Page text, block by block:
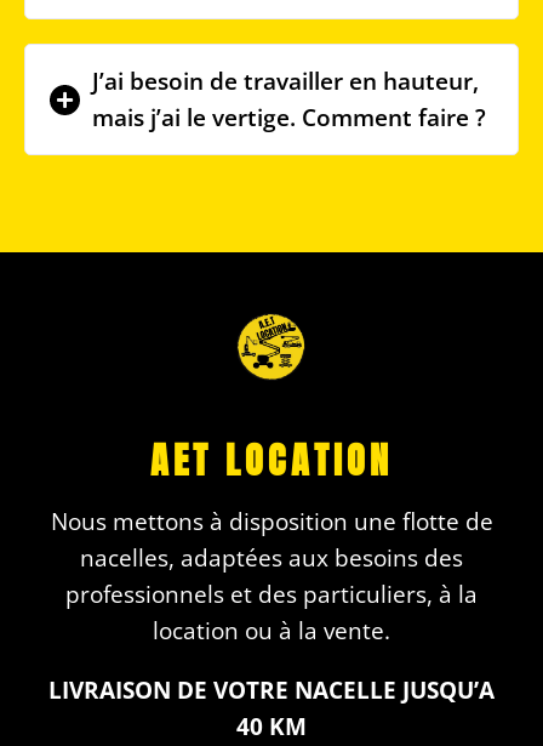
J’ai besoin de travailler en hauteur,
mais j’ai le vertige. Comment faire ?
AET LOCATION
Nous mettons à disposition une flotte de
nacelles, adaptées aux besoins des
professionnels et des particuliers, à la
location ou à la vente.
LIVRAISON DE VOTRE NACELLE JUSQU’A
40 KM